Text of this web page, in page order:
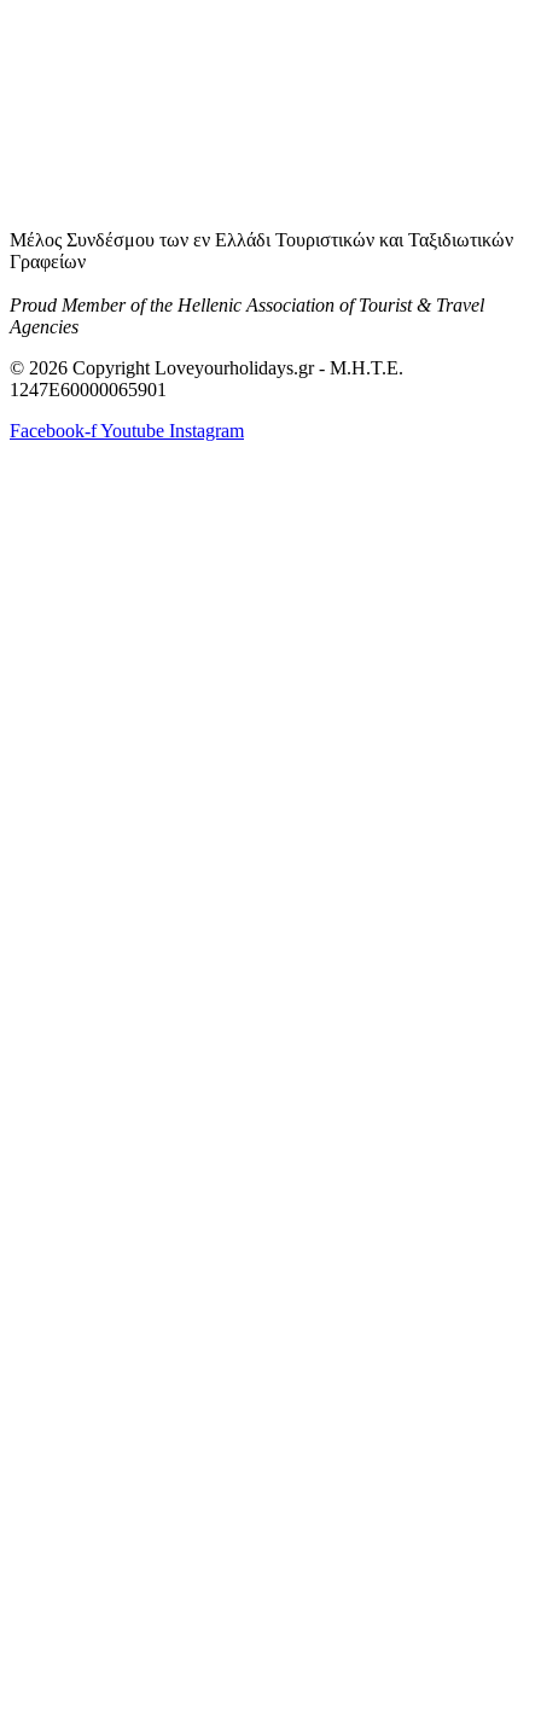
Μέλος Συνδέσμου των εν Ελλάδι Τουριστικών και Ταξιδιωτικών
Γραφείων
Proud Member of the Hellenic Association of Tourist & Travel
Agencies
© 2026 Copyright Loveyourholidays.gr - M.H.T.E.
1247Ε60000065901
Facebook-fYoutube Instagram